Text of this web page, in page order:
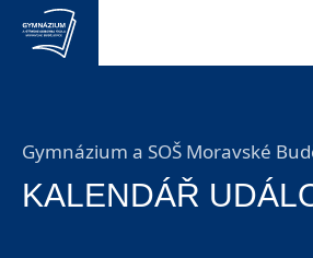
Gymnázium a SOŠ Moravské
KALENDÁŘ